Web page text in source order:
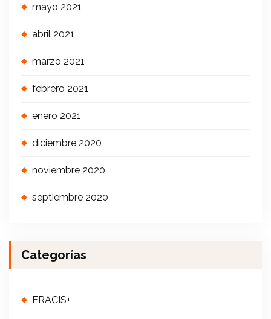
mayo 2021
abril 2021
marzo 2021
febrero 2021
enero 2021
diciembre 2020
noviembre 2020
septiembre 2020
Categorías
ERACIS+